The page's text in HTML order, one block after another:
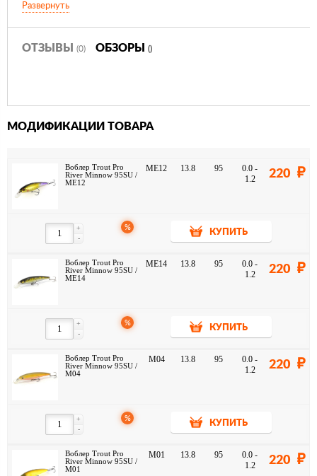
Развернуть
ОТЗЫВЫ (0) ОБЗОРЫ ()
МОДИФИКАЦИИ ТОВАРА
Воблер Trout Pro
River Minnow 95SU /
ME12
ME12 13.8 95
0.0 -
1.2
220
-
+ %
КУПИТЬ
Воблер Trout Pro
River Minnow 95SU /
ME14
ME14 13.8 95
0.0 -
1.2
220
-
+ %
КУПИТЬ
Воблер Trout Pro
River Minnow 95SU /
M04
M04 13.8 95
0.0 -
1.2
220
-
+ %
КУПИТЬ
Воблер Trout Pro
River Minnow 95SU /
M01
M01 13.8 95
0.0 -
1.2
220